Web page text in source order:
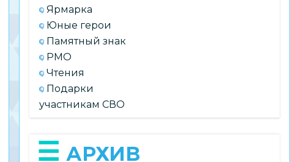
Ярмарка
Юные герои
Памятный знак
РМО
Чтения
Подарки
участникам СВО
АРХИВ